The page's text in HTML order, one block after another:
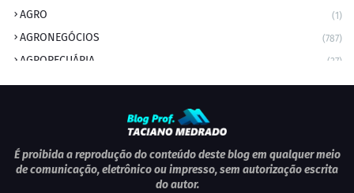
AGRO (1)
AGRONEGÓCIOS (787)
AGROPECUÁRIA (37)
AMBIENTE (9)
ANIVERSÁRIO DA CIDADE
ANIVERSÁRIOS (1)
APEXBRASIL (1)
É proibida a reprodução do conteúdo deste blog em qualquer meio
de comunicação, eletrônico ou impresso, sem autorização escrita
do autor.